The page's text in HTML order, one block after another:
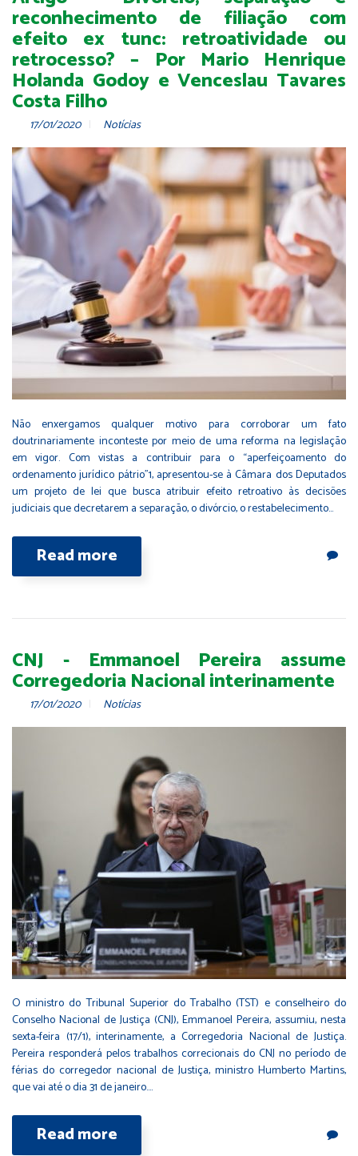
reconhecimento de filiação com
efeito ex tunc: retroatividade ou
retrocesso? – Por Mario Henrique
Holanda Godoy e Venceslau Tavares
Costa Filho
17/01/2020 Notícias
Não enxergamos qualquer motivo para corroborar um fato
doutrinariamente inconteste por meio de uma reforma na legislação
em vigor. Com vistas a contribuir para o “aperfeiçoamento do
ordenamento jurídico pátrio”1, apresentou-se à Câmara dos Deputados
um projeto de lei que busca atribuir efeito retroativo às decisões
judiciais que decretarem a separação, o divórcio, o restabelecimento…
Read more
CNJ - Emmanoel Pereira assume
Corregedoria Nacional interinamente
17/01/2020 Notícias
O ministro do Tribunal Superior do Trabalho (TST) e conselheiro do
Conselho Nacional de Justiça (CNJ), Emmanoel Pereira, assumiu, nesta
sexta-feira (17/1), interinamente, a Corregedoria Nacional de Justiça.
Pereira responderá pelos trabalhos correcionais do CNJ no período de
férias do corregedor nacional de Justiça, ministro Humberto Martins,
que vai até o dia 31 de janeiro.…
Read more